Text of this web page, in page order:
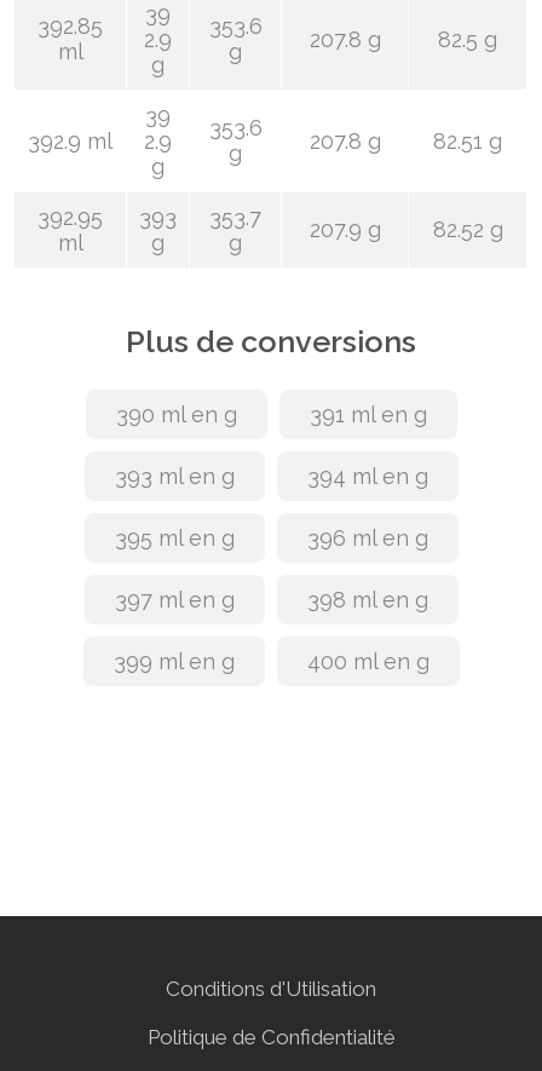
392.85
ml
39
2.9
g
353.6
g
207.8 g 82.5 g
392.9 ml
39
2.9
g
353.6
g
207.8 g 82.51 g
392.95
ml
393
g
353.7
g
207.9 g 82.52 g
Plus de conversions
390 ml en g 391 ml en g
393 ml en g 394 ml en g
395 ml en g 396 ml en g
397 ml en g 398 ml en g
399 ml en g 400 ml en g
Conditions d'Utilisation
Politique de Confidentialité